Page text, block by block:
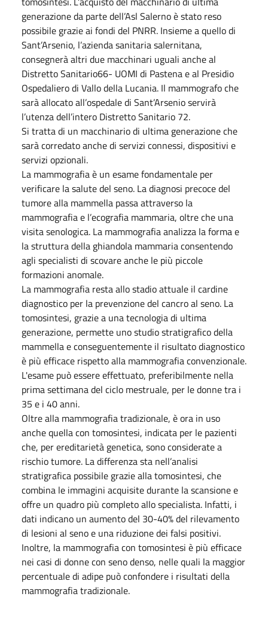
generazione da parte dell’Asl Salerno è stato reso
possibile grazie ai fondi del PNRR. Insieme a quello di
Sant’Arsenio, l’azienda sanitaria salernitana,
consegnerà altri due macchinari uguali anche al
Distretto Sanitario66- UOMI di Pastena e al Presidio
Ospedaliero di Vallo della Lucania. Il mammografo che
sarà allocato all’ospedale di Sant’Arsenio servirà
l’utenza dell’intero Distretto Sanitario 72.
Si tratta di un macchinario di ultima generazione che
sarà corredato anche di servizi connessi, dispositivi e
servizi opzionali.
La mammografia è un esame fondamentale per
verificare la salute del seno. La diagnosi precoce del
tumore alla mammella passa attraverso la
mammografia e l’ecografia mammaria, oltre che una
visita senologica. La mammografia analizza la forma e
la struttura della ghiandola mammaria consentendo
agli specialisti di scovare anche le più piccole
formazioni anomale.
La mammografia resta allo stadio attuale il cardine
diagnostico per la prevenzione del cancro al seno. La
tomosintesi, grazie a una tecnologia di ultima
generazione, permette uno studio stratigrafico della
mammella e conseguentemente il risultato diagnostico
è più efficace rispetto alla mammografia convenzionale.
L'esame può essere effettuato, preferibilmente nella
prima settimana del ciclo mestruale, per le donne tra i
35 e i 40 anni.
Oltre alla mammografia tradizionale, è ora in uso
anche quella con tomosintesi, indicata per le pazienti
che, per ereditarietà genetica, sono considerate a
rischio tumore. La differenza sta nell’analisi
stratigrafica possibile grazie alla tomosintesi, che
combina le immagini acquisite durante la scansione e
offre un quadro più completo allo specialista. Infatti, i
dati indicano un aumento del 30-40% del rilevamento
di lesioni al seno e una riduzione dei falsi positivi.
Inoltre, la mammografia con tomosintesi è più efficace
nei casi di donne con seno denso, nelle quali la maggior
percentuale di adipe può confondere i risultati della
mammografia tradizionale.